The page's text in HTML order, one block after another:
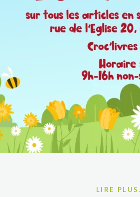
LIRE